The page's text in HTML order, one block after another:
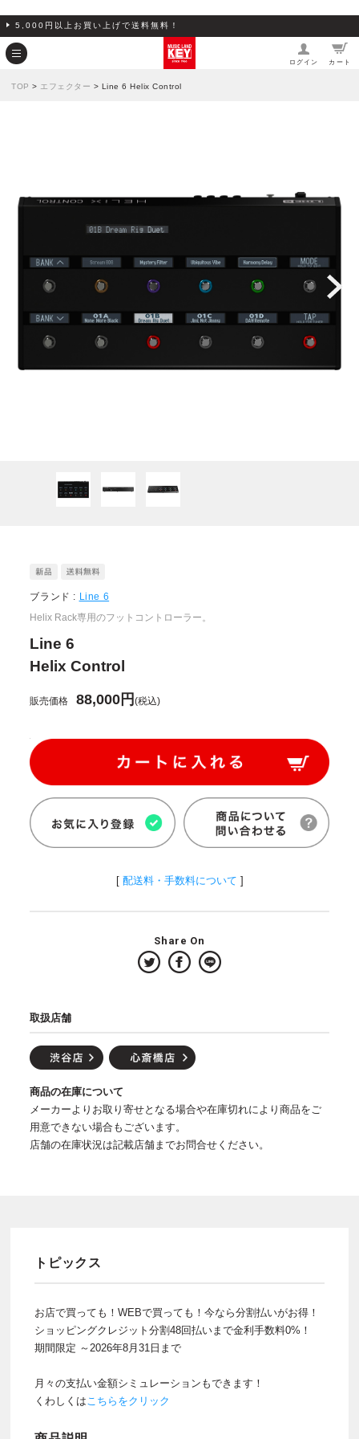
5,000円以上お買い上げで送料無料！
ログイン カート
TOP > エフェクター > Line 6 Helix Control
ブランド : Line 6
Helix Rack専用のフットコントローラー。
Line 6
Helix Control
販売価格 88,000円(税込)
[ 配送料・手数料について ]
Share On
取扱店舗
商品の在庫について
メーカーよりお取り寄せとなる場合や在庫切れにより商品をご
用意できない場合もございます。
店舗の在庫状況は記載店舗までお問合せください。
トピックス
お店で買っても！WEBで買っても！今なら分割払いがお得！
ショッピングクレジット分割48回払いまで金利手数料0%！
期間限定 ～2026年8月31日まで
月々の支払い金額シミュレーションもできます！
くわしくはこちらをクリック